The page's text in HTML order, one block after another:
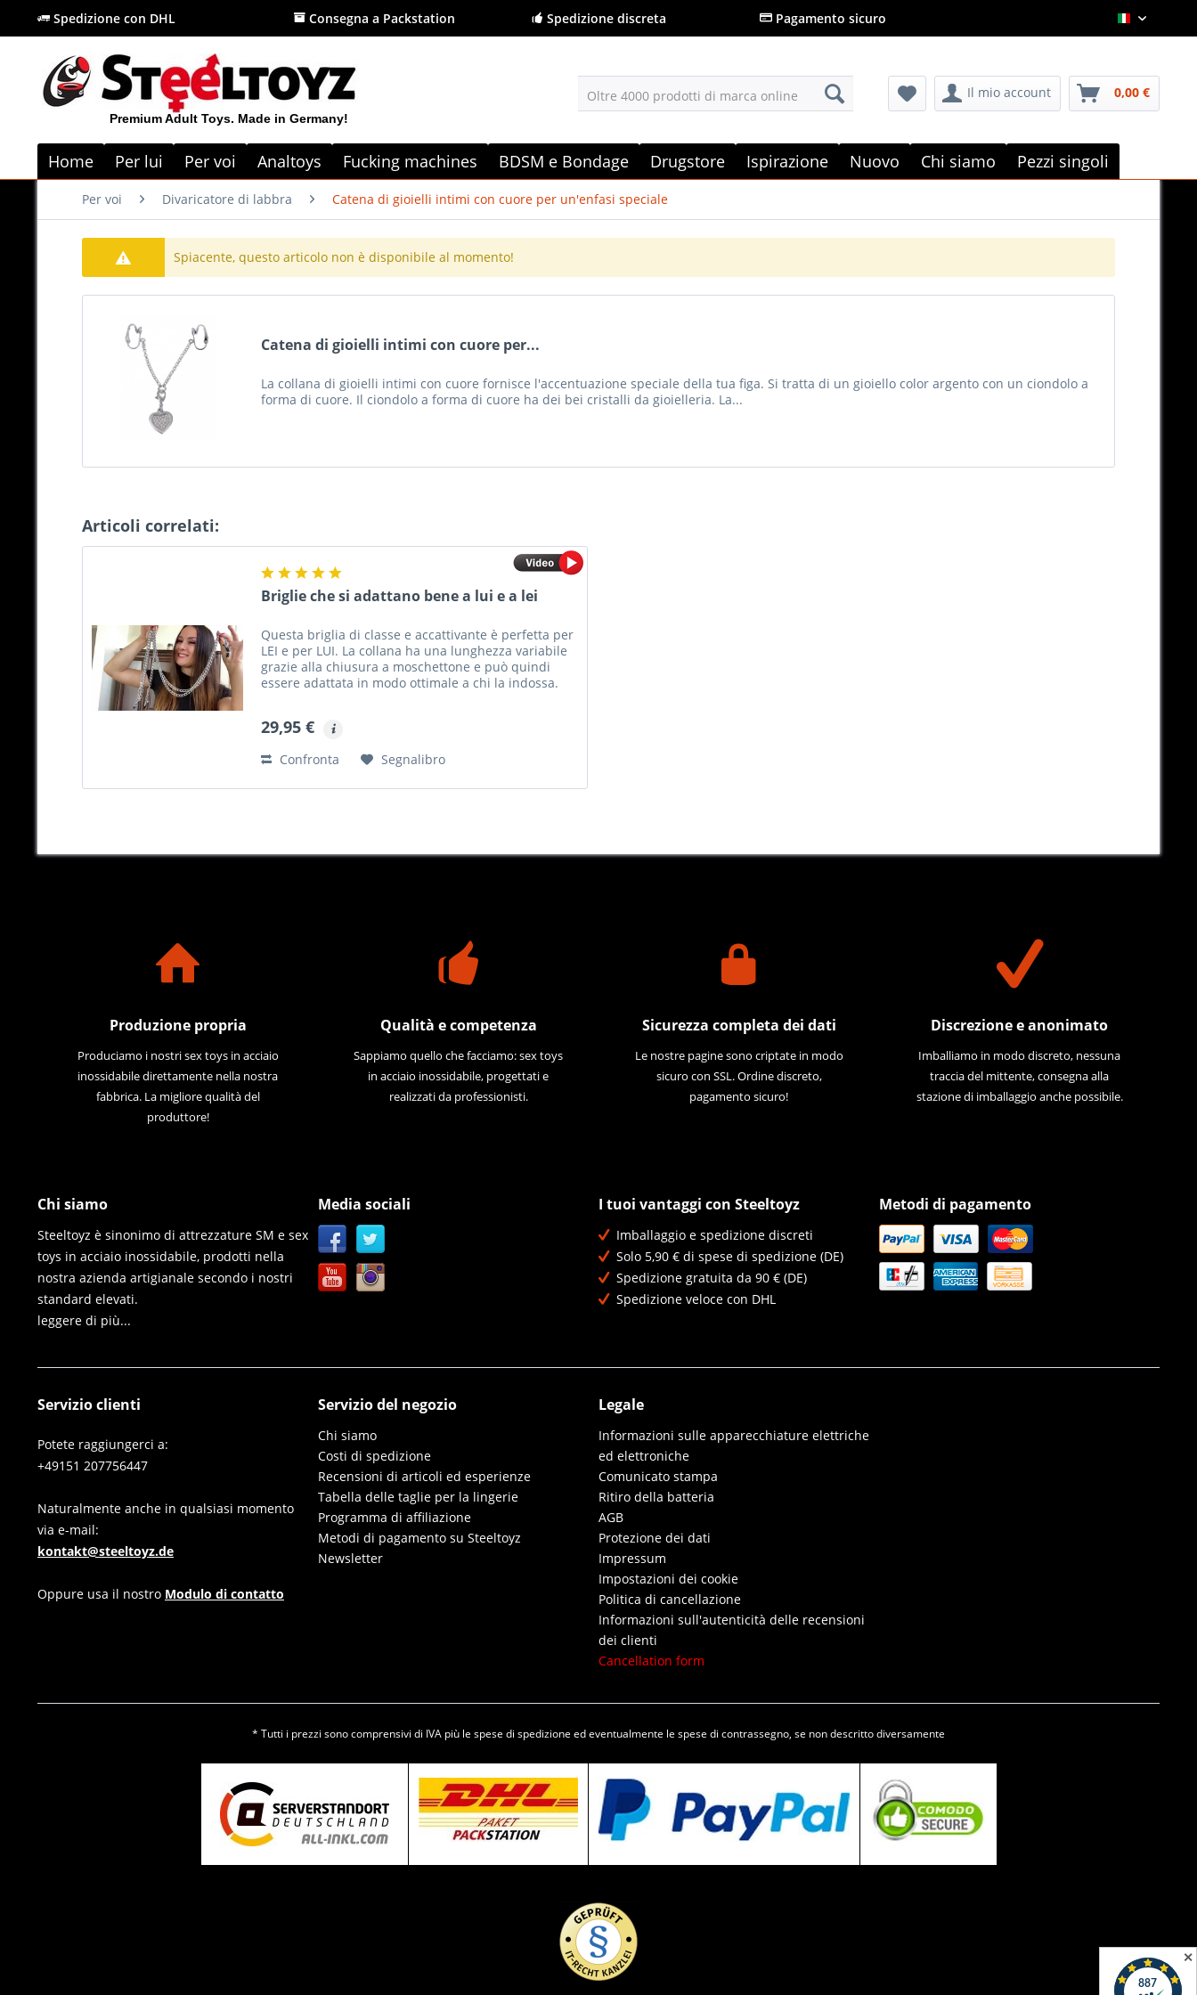
Spedizione con DHL Consegna a Packstation Spedizione discreta Pagamento sicuro Italian
Premium Adult Toys. Made in Germany!
Oltre 4000 prodotti di marca online Il mio account 0,00 €
Home Per lui Per voi Analtoys Fucking machines BDSM e Bondage Drugstore Ispirazione Nuovo Chi siamo Pezzi singoli
Per voi Divaricatore di labbra Catena di gioielli intimi con cuore per un'enfasi speciale
Spiacente, questo articolo non è disponibile al momento!
Catena di gioielli intimi con cuore per...
La collana di gioielli intimi con cuore fornisce l'accentuazione speciale della tua figa. Si tratta di un gioiello color argento con un ciondolo a
forma di cuore. Il ciondolo a forma di cuore ha dei bei cristalli da gioielleria. La...
Articoli correlati:
Briglie che si adattano bene a lui e a lei
Questa briglia di classe e accattivante è perfetta per
LEI e per LUI. La collana ha una lunghezza variabile
grazie alla chiusura a moschettone e può quindi
essere adattata in modo ottimale a chi la indossa.
29,95 €
Confronta Segnalibro
✕
Produzione propria
Produciamo i nostri sex toys in acciaio
inossidabile direttamente nella nostra
fabbrica. La migliore qualità del
produttore!
Qualità e competenza
Sappiamo quello che facciamo: sex toys
in acciaio inossidabile, progettati e
realizzati da professionisti.
Sicurezza completa dei dati
Le nostre pagine sono criptate in modo
sicuro con SSL. Ordine discreto,
pagamento sicuro!
Discrezione e anonimato
Imballiamo in modo discreto, nessuna
traccia del mittente, consegna alla
stazione di imballaggio anche possibile.
Chi siamo
Steeltoyz è sinonimo di attrezzature SM e sex
toys in acciaio inossidabile, prodotti nella
nostra azienda artigianale secondo i nostri
standard elevati.
leggere di più...
Media sociali I tuoi vantaggi con Steeltoyz
Imballaggio e spedizione discreti
Solo 5,90 € di spese di spedizione (DE)
Spedizione gratuita da 90 € (DE)
Spedizione veloce con DHL
Metodi di pagamento
Servizio clienti
Potete raggiungerci a:
+49151 207756447
Naturalmente anche in qualsiasi momento
via e-mail:
kontakt@steeltoyz.de
Oppure usa il nostro Modulo di contatto
Servizio del negozio
Chi siamo
Costi di spedizione
Recensioni di articoli ed esperienze
Tabella delle taglie per la lingerie
Programma di affiliazione
Metodi di pagamento su Steeltoyz
Newsletter
Legale
Informazioni sulle apparecchiature elettriche
ed elettroniche
Comunicato stampa
Ritiro della batteria
AGB
Protezione dei dati
Impressum
Impostazioni dei cookie
Politica di cancellazione
Informazioni sull'autenticità delle recensioni
dei clienti
Cancellation form
* Tutti i prezzi sono comprensivi di IVA più le spese di spedizione ed eventualmente le spese di contrassegno, se non descritto diversamente